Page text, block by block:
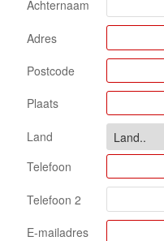
Achternaam
Adres
Postcode
Plaats
Land
Telefoon
Telefoon 2
E-mailadres